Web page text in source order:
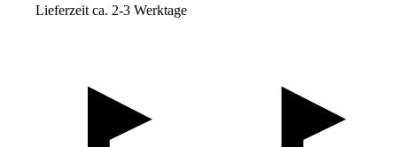
Lieferzeit ca. 2-3 Werktage